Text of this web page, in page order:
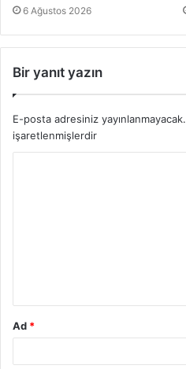
6 Ağustos 2026
Bir yanıt yazın
E-posta adresiniz yayınlanmayacak.
işaretlenmişlerdir
Ad *